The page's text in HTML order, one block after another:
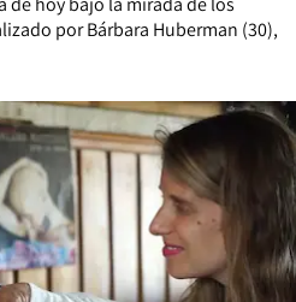
por Bárbara Huberman (30),